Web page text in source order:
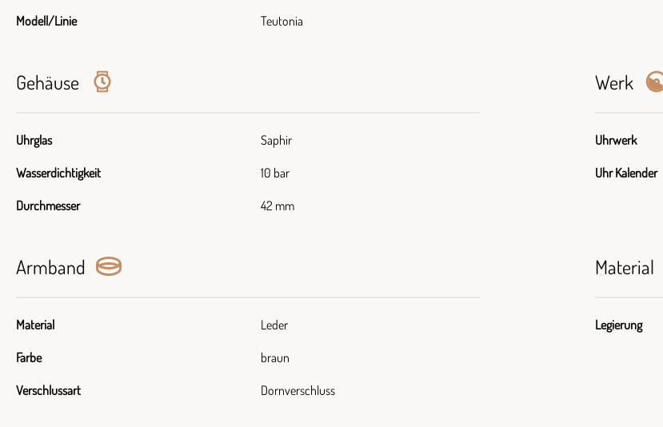
Modell/Linie Teutonia
Gehäuse
Uhrglas Saphir
Wasserdichtigkeit 10 bar
Durchmesser 42 mm
Werk
Uhrwerk
Uhr Kalender
Armband
Material Leder
Farbe braun
Verschlussart Dornverschluss
Material
Legierung